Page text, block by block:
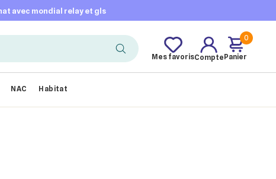
avec mondial relay et gls
Mes favorisCompte
0
Panier
NAC Habitat